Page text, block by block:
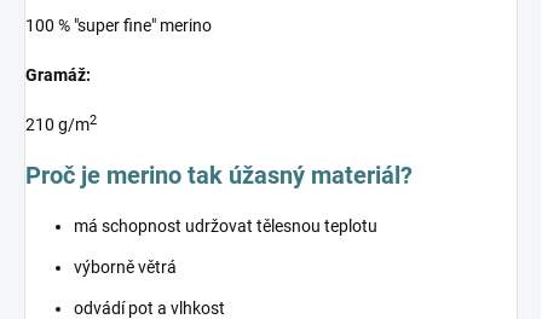
100 % "super fine" merino
Gramáž:
210 g/m2
Proč je merino tak úžasný materiál?
má schopnost udržovat tělesnou teplotu
výborně větrá
odvádí pot a vlhkost